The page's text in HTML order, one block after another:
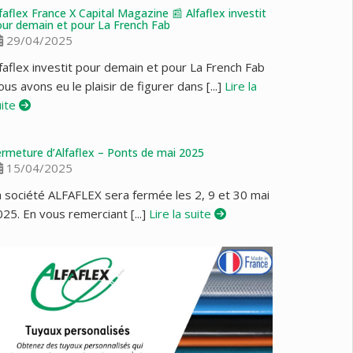
France X Capital Magazine 📰 Alfaflex investit
demain et pour La French Fab
29/04/2025
investit pour demain et pour La French Fab
avons eu le plaisir de figurer dans [...] Lire la
d’Alfaflex – Ponts de mai 2025
15/04/2025
société ALFAFLEX sera fermée les 2, 9 et 30 mai
En vous remerciant [...] Lire la suite